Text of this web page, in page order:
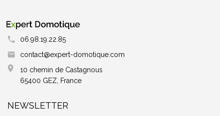
06.98.19.22.85
contact@expert-domotique.com
10 chemin de Castagnous
65400 GEZ, France
NEWSLETTER